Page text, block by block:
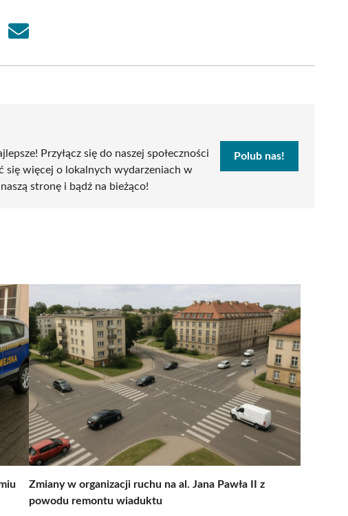
Share
Przyłącz się do naszej społeczności
się więcej o lokalnych wydarzeniach w
stronę i bądź na bieżąco!
Polub nas!
Zmiany w organizacji ruchu na al. Jana Pawła II z
powodu remontu wiaduktu